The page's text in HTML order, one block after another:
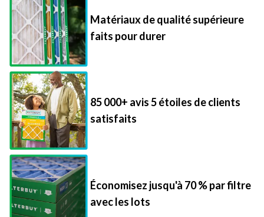
Matériaux de qualité supérieure
faits pour durer
85 000+ avis 5 étoiles de clients
satisfaits
Économisez jusqu'à 70 % par filtre
avec les lots